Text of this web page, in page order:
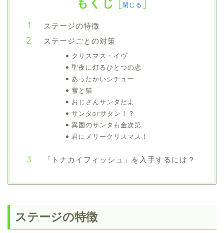
[閉じる ]
ステージの特徴
ステージごとの対策
クリスマス・イヴ
聖夜に灯るひとつの恋
あったかいシチュー
雪と猫
おじさんサンタだよ
サンタorサタン！？
異国のサンタも金次第
君にメリークリスマス！
「トナカイフィッシュ」を入手するには？
ステージの特徴